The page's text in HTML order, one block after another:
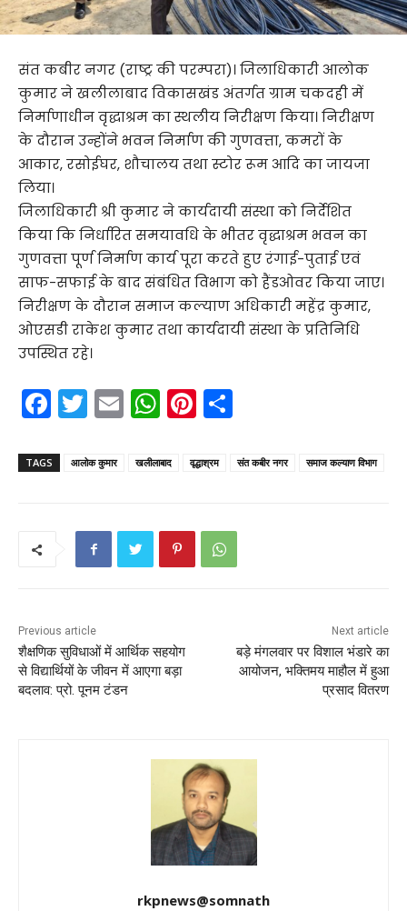
संत कबीर नगर (राष्ट्र की परम्परा)। जिलाधिकारी आलोक
कुमार ने खलीलाबाद विकासखंड अंतर्गत ग्राम चकदही में
निर्माणाधीन वृद्धाश्रम का स्थलीय निरीक्षण किया। निरीक्षण
के दौरान उन्होंने भवन निर्माण की गुणवत्ता, कमरों के
आकार, रसोईघर, शौचालय तथा स्टोर रूम आदि का जायजा
लिया।
जिलाधिकारी श्री कुमार ने कार्यदायी संस्था को निर्देशित
किया कि निर्धारित समयावधि के भीतर वृद्धाश्रम भवन का
गुणवत्ता पूर्ण निर्माण कार्य पूरा करते हुए रंगाई-पुताई एवं
साफ-सफाई के बाद संबंधित विभाग को हैंडओवर किया जाए।
निरीक्षण के दौरान समाज कल्याण अधिकारी महेंद्र कुमार,
ओएसडी राकेश कुमार तथा कार्यदायी संस्था के प्रतिनिधि
उपस्थित रहे।
F
c
T
itt
E
ai
W
a
A
p
p
Pi
er
st
ar
TAGS आलोक कुमार खलीलाबाद वृद्धाश्रम संत कबीर नगर समाज कल्याण विभाग
Previous article
शैक्षणिक सुविधाओं में आर्थिक सहयोग
से विद्यार्थियों के जीवन में आएगा बड़ा
बदलाव: प्रो. पूनम टंडन
Next article
बड़े मंगलवार पर विशाल भंडारे का
आयोजन, भक्तिमय माहौल में हुआ
प्रसाद वितरण
rkpnews@somnath